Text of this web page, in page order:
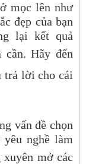
mọc lên như
đẹp của bạn
lại kết quả
cần. Hãy đến
trả lời cho cái
vấn đề chọn
nghề làm
mở các